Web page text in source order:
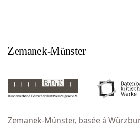
Zemanek-Münster, basée à